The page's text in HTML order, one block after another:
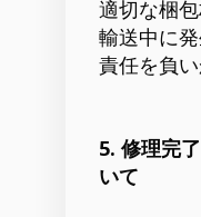
適切な梱包
輸送中に
責任を負い
5. 修理完
いて